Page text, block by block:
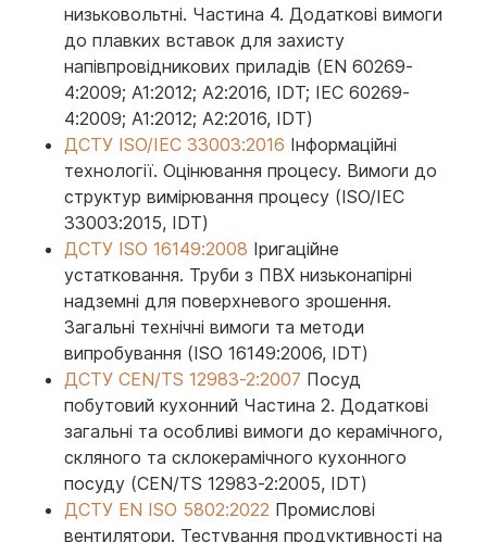
низьковольтні. Частина 4. Додаткові вимоги
до плавких вставок для захисту
напівпровідникових приладів (EN 60269-
4:2009; А1:2012; А2:2016, IDT; ІЕС 60269-
4:2009; А1:2012; А2:2016, IDT)
ДСТУ ISO/IEC 33003:2016 Інформаційні
технології. Оцінювання процесу. Вимоги до
структур вимірювання процесу (ISO/IEC
33003:2015, IDT)
ДСТУ ISO 16149:2008 Іригаційне
устатковання. Труби з ПВХ низьконапірні
надземні для поверхневого зрошення.
Загальні технічні вимоги та методи
випробування (ISO 16149:2006, IDT)
ДСТУ СЕN/ТS 12983-2:2007 Посуд
побутовий кухонний Частина 2. Додаткові
загальні та особливі вимоги до керамічного,
скляного та склокерамічного кухонного
посуду (СЕN/ТS 12983-2:2005, IDТ)
ДСТУ EN ISO 5802:2022 Промислові
вентилятори. Тестування продуктивності на